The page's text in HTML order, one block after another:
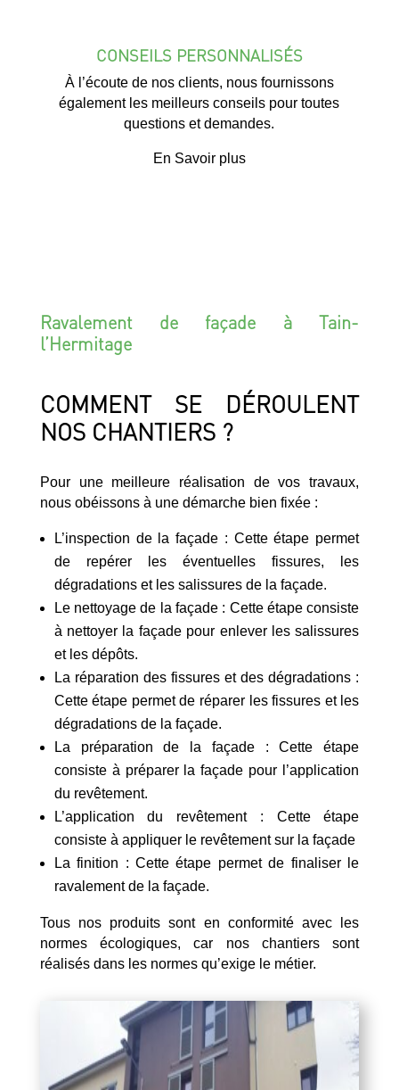
CONSEILS PERSONNALISÉS
À l’écoute de nos clients, nous fournissons
également les meilleurs conseils pour toutes
questions et demandes.
En Savoir plus
Ravalement de façade à Tain-
l’Hermitage
COMMENT SE DÉROULENT
NOS CHANTIERS ?
Pour une meilleure réalisation de vos travaux,
nous obéissons à une démarche bien fixée :
L’inspection de la façade : Cette étape permet
de repérer les éventuelles fissures, les
dégradations et les salissures de la façade.
Le nettoyage de la façade : Cette étape consiste
à nettoyer la façade pour enlever les salissures
et les dépôts.
La réparation des fissures et des dégradations :
Cette étape permet de réparer les fissures et les
dégradations de la façade.
La préparation de la façade : Cette étape
consiste à préparer la façade pour l’application
du revêtement.
L’application du revêtement : Cette étape
consiste à appliquer le revêtement sur la façade
La finition : Cette étape permet de finaliser le
ravalement de la façade.
Tous nos produits sont en conformité avec les
normes écologiques, car nos chantiers sont
réalisés dans les normes qu’exige le métier.